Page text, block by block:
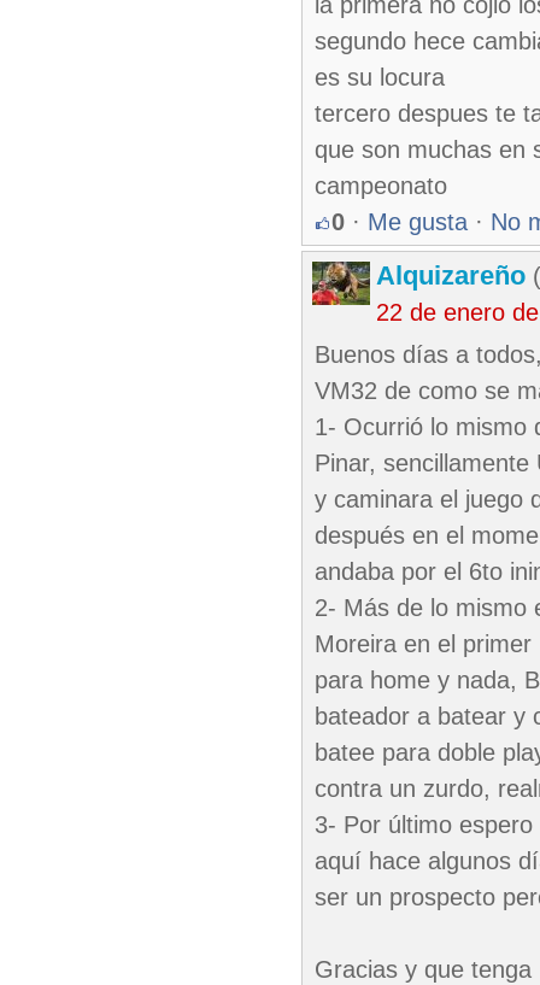
segundo hece
es su locura
tercero despues te
que son muchas en
campeonato
0 · Me gusta · No
Alquizareño
22 de enero
Buenos días a
VM32 de como se
1- Ocurrió lo mismo
Pinar,
y caminara el juego
después en el
andaba por el 6to
2- Más de lo mismo
Moreira en el
para home y nada,
bateador a batear y
batee para doble
contra un zurdo,
3- Por último
aquí hace algunos
ser un prospecto
Gracias y que